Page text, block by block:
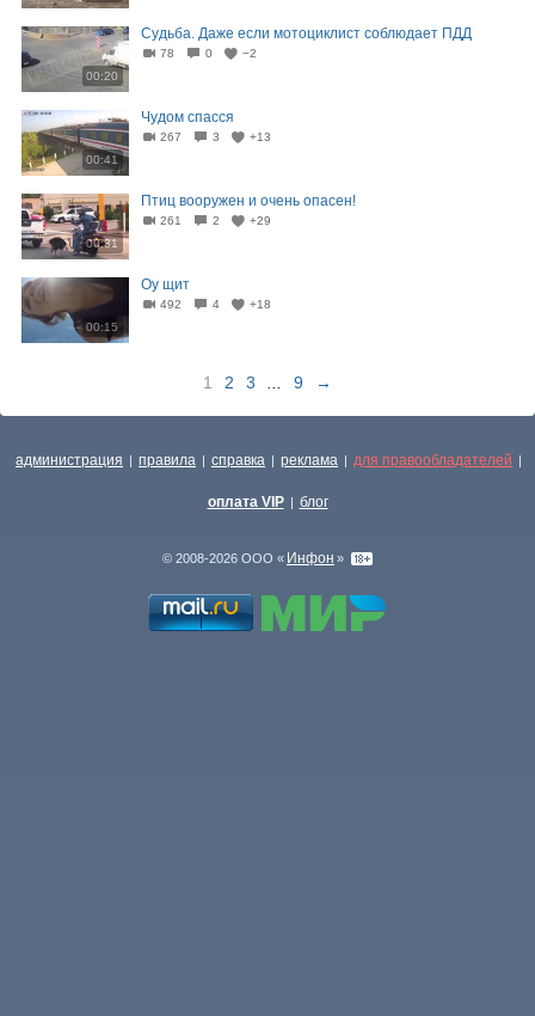
00:20
Судьба. Даже если мотоциклист соблюдает ПДД
78 0 −2
00:41
Чудом спасся
267 3 +13
00:31
Птиц вооружен и очень опасен!
261 2 +29
00:15
Оу щит
492 4 +18
1 2 3 9 →
администрация | правила | справка | реклама | для правообладателей |
оплата VIP | блог
© 2008-2026 ООО « Инфон »